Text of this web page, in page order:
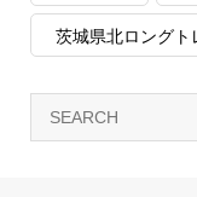
茨城県北ロングト